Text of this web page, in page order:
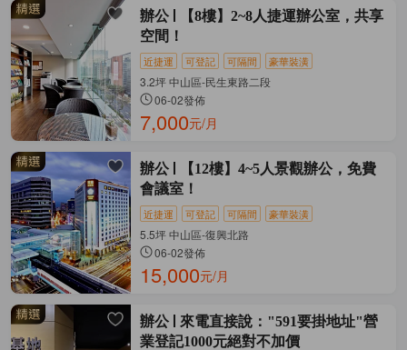
辦公
【8樓】2~8人捷運辦公室，共享
空間！
近捷運 可登記 可隔間 豪華裝潢
3.2坪 中山區-民生東路二段
06-02發佈
7,000元/月
辦公
【12樓】4~5人景觀辦公，免費
會議室！
近捷運 可登記 可隔間 豪華裝潢
5.5坪 中山區-復興北路
06-02發佈
15,000元/月
辦公
來電直接說："591要掛地址"營
業登記1000元絕對不加價